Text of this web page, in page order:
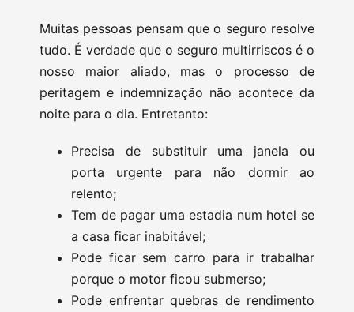
Muitas pessoas pensam que o seguro resolve
tudo. É verdade que o seguro multirriscos é o
nosso maior aliado, mas o processo de
peritagem e indemnização não acontece da
noite para o dia. Entretanto:
Precisa de substituir uma janela ou
porta urgente para não dormir ao
relento;
Tem de pagar uma estadia num hotel se
a casa ficar inabitável;
Pode ficar sem carro para ir trabalhar
porque o motor ficou submerso;
Pode enfrentar quebras de rendimento